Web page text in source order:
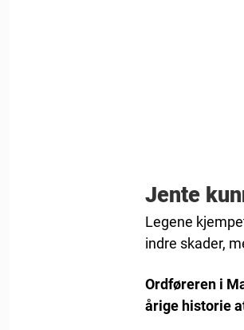
Jente
Legene
indre skader,
Ordføreren i
årige historie